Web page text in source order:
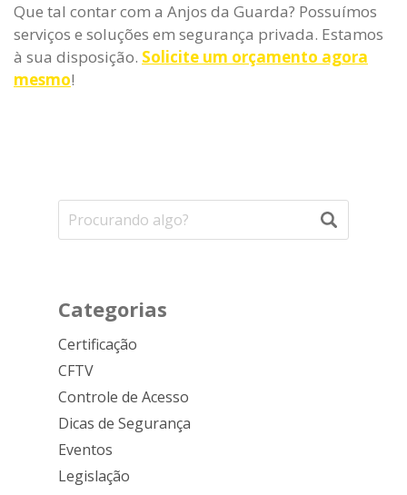
Que tal contar com a Anjos da Guarda? Possuímos
serviços e soluções em segurança privada. Estamos
à sua disposição. Solicite um orçamento agora
mesmo!
Categorias
Certificação
CFTV
Controle de Acesso
Dicas de Segurança
Eventos
Legislação